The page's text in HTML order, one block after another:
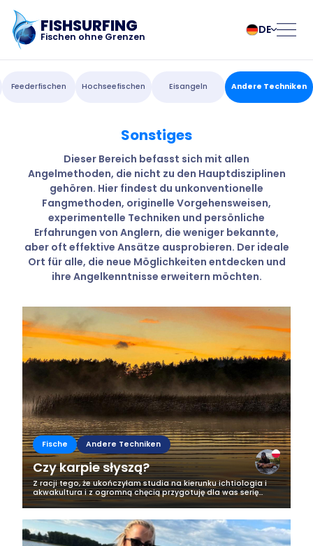
FISHSURFING
Fischen ohne Grenzen
DE
български
Deutsch
English
Español
Français
Italiano
Magyar
Nederlands
Norsk
Polski
Pусский
Slovenčina
Suomalainen
Svenska
Türk
Українська
Startseite
Blog
Über die App
Fishsurfing
Business
Feederfischen Hochseefischen Eisangeln Andere Techniken
Sonstiges
Dieser Bereich befasst sich mit allen
Angelmethoden, die nicht zu den Hauptdisziplinen
gehören. Hier findest du unkonventionelle
Fangmethoden, originelle Vorgehensweisen,
experimentelle Techniken und persönliche
Erfahrungen von Anglern, die weniger bekannte,
aber oft effektive Ansätze ausprobieren. Der ideale
Ort für alle, die neue Möglichkeiten entdecken und
ihre Angelkenntnisse erweitern möchten.
Fische Andere Techniken
Czy karpie słyszą?
Z racji tego, że ukończyłam studia na kierunku ichtiologia i
akwakultura i z ogromną chęcią przygotuję dla was serię
artykułów w których przybliżę wam nieco bliżej świat ryb,
jednak od tej...